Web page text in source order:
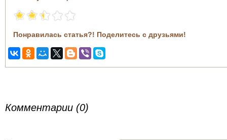
Понравилась статья?! Поделитесь с друзьями!
Комментарии (0)